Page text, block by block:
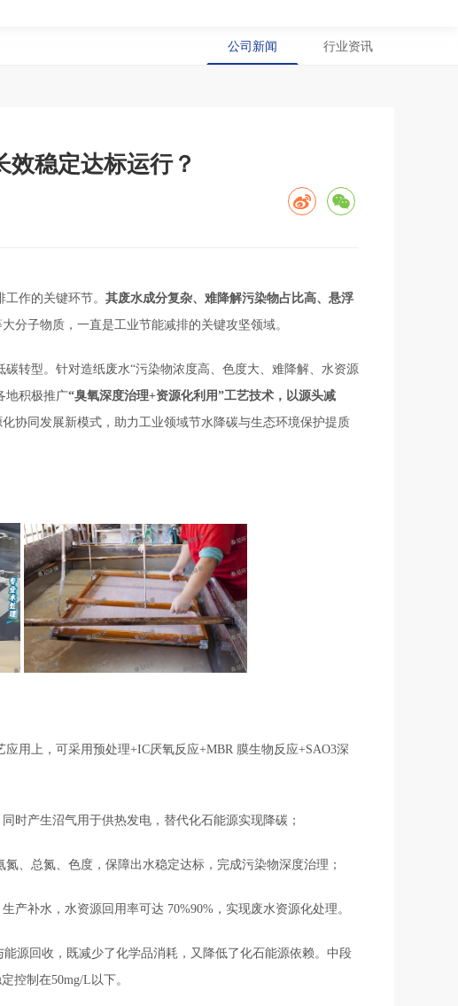
公司新闻 行业资讯
稳定达标运行？
作的关键环节。 其废水成分复杂、难降解污染物占比高、 悬浮
分子物质，一直是工业节能减排的关键攻坚领域。
转型。针对造纸废水“污染物浓度高、色度大、难降解、水资源
地积极推广“臭氧深度治理+资源化利用”工艺技术，以源头减
化协同发展新模式，助力工业领域节水降碳与生态环境保护提质
用上，可采用预处理+IC厌氧反应+MBR 膜生物反应+SAO3深
时产生沼气用于供热发电，替代化石能源实现降碳；
、总氮、色度，保障出水稳定达标，完成污染物深度治理；
补水，水资源回用率可达 70%90%，实现废水资源化处理。
源回收，既减少了化学品消耗，又降低了化石能源依赖。中段
控制在50mg/L以下。